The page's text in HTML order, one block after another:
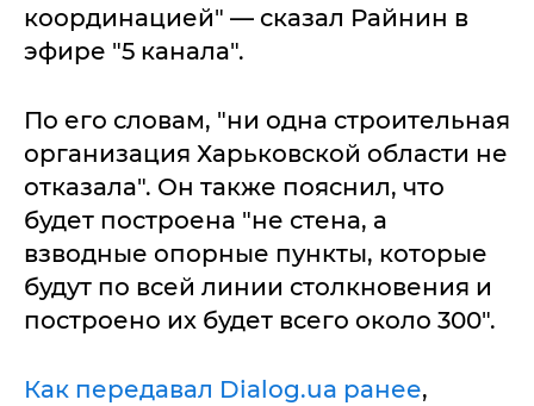
координацией" — сказал Райнин в
эфире "5 канала".
По его словам, "ни одна строительная
организация Харьковской области не
отказала". Он также пояснил, что
будет построена "не стена, а
взводные опорные пункты, которые
будут по всей линии столкновения и
построено их будет всего около 300".
Как передавал Dialog.ua ранее,